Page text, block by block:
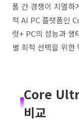
폼 간 경쟁이 치열하
적 AI PC 플랫폼인
럿+ PC의 성능과 생
별 최적 선택을 위한
Core
비교